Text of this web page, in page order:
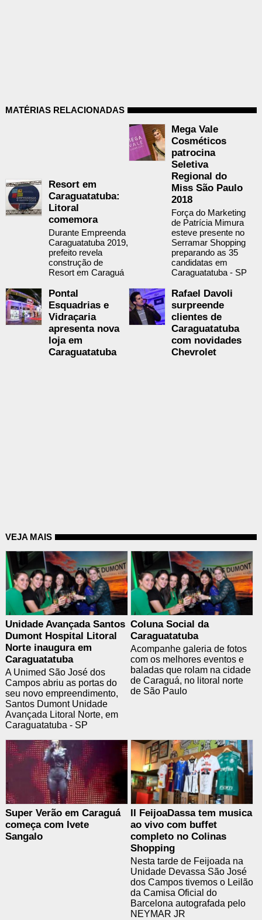
MATÉRIAS RELACIONADAS
Resort em
Caraguatatuba:
Litoral
comemora
Durante Empreenda
Caraguatatuba 2019,
prefeito revela
construção de
Resort em Caraguá
Mega Vale
Cosméticos
patrocina
Seletiva
Regional do
Miss São Paulo
2018
Força do Marketing
de Patrícia Mimura
esteve presente no
Serramar Shopping
preparando as 35
candidatas em
Caraguatatuba - SP
Pontal
Esquadrias e
Vidraçaria
apresenta nova
loja em
Caraguatatuba
Rafael Davoli
surpreende
clientes de
Caraguatatuba
com novidades
Chevrolet
VEJA MAIS
Unidade Avançada Santos
Dumont Hospital Litoral
Norte inaugura em
Caraguatatuba
A Unimed São José dos
Campos abriu as portas do
seu novo empreendimento,
Santos Dumont Unidade
Avançada Litoral Norte, em
Caraguatatuba - SP
Coluna Social da
Caraguatatuba
Acompanhe galeria de fotos
com os melhores eventos e
baladas que rolam na cidade
de Caraguá, no litoral norte
de São Paulo
Super Verão em Caraguá
começa com Ivete
Sangalo
II FeijoaDassa tem musica
ao vivo com buffet
completo no Colinas
Shopping
Nesta tarde de Feijoada na
Unidade Devassa São José
dos Campos tivemos o Leilão
da Camisa Oficial do
Barcelona autografada pelo
NEYMAR JR